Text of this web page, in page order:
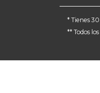
* Tienes
** Todos